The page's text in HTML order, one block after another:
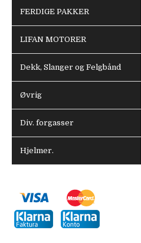
FERDIGE PAKKER
LIFAN MOTORER
Dekk, Slanger og Felgbånd
Øvrig
Div. forgasser
Hjelmer.